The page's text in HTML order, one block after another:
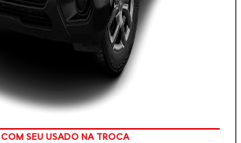
COM SEU USADO NA TROCA